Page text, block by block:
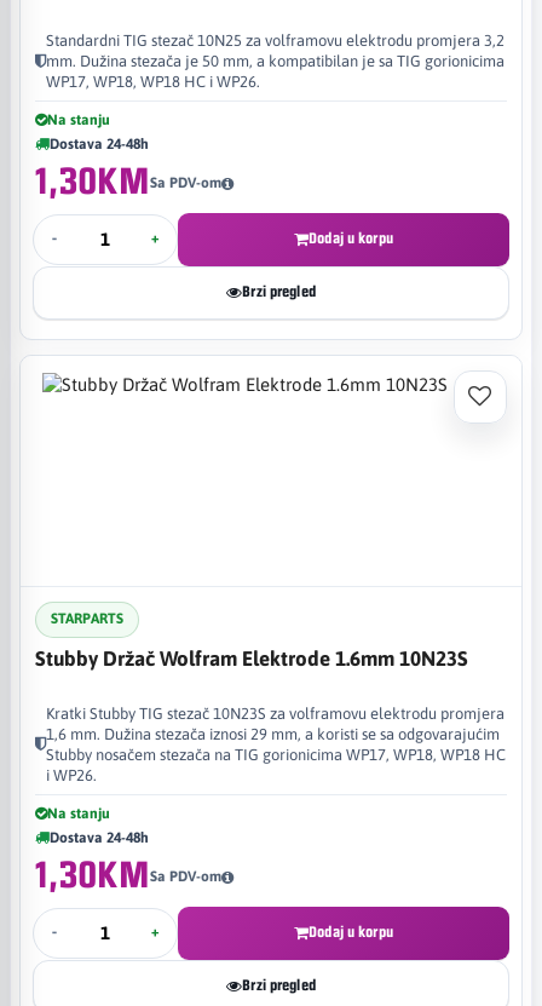
Standardni TIG stezač 10N25 za volframovu elektrodu promjera 3,2
mm. Dužina stezača je 50 mm, a kompatibilan je sa TIG gorionicima
WP17, WP18, WP18 HC i WP26.
Na stanju
Dostava 24-48h
1,30KMSa PDV-om
- + Dodaj u korpu
Brzi pregled
STARPARTS
Stubby Držač Wolfram Elektrode 1.6mm 10N23S
Kratki Stubby TIG stezač 10N23S za volframovu elektrodu promjera
1,6 mm. Dužina stezača iznosi 29 mm, a koristi se sa odgovarajućim
Stubby nosačem stezača na TIG gorionicima WP17, WP18, WP18 HC
i WP26.
Na stanju
Dostava 24-48h
1,30KMSa PDV-om
- + Dodaj u korpu
Brzi pregled